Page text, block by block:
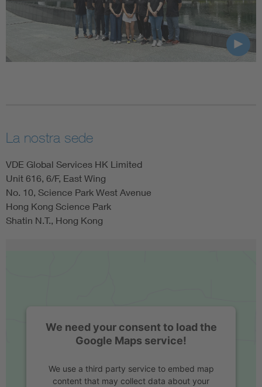
La nostra sede
VDE Global Services HK Limited
Unit 616, 6/F, East Wing
No. 10, Science Park West Avenue
Hong Kong Science Park
Shatin N.T., Hong Kong
We need your consent to load the
Google Maps service!
We use a third party service to embed map
content that may collect data about your